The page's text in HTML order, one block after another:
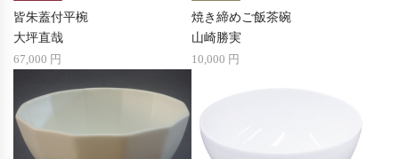
皆朱蓋付平椀
大坪直哉
67,000 円
焼き締めご飯茶碗
山崎勝実
10,000 円